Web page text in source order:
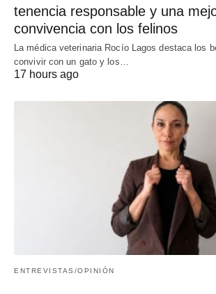
tenencia responsable y una
convivencia con los felinos
La médica veterinaria Rocío Lagos destaca los
convivir con un gato y los…
17 hours ago
ENTREVISTAS/OPINIÓN